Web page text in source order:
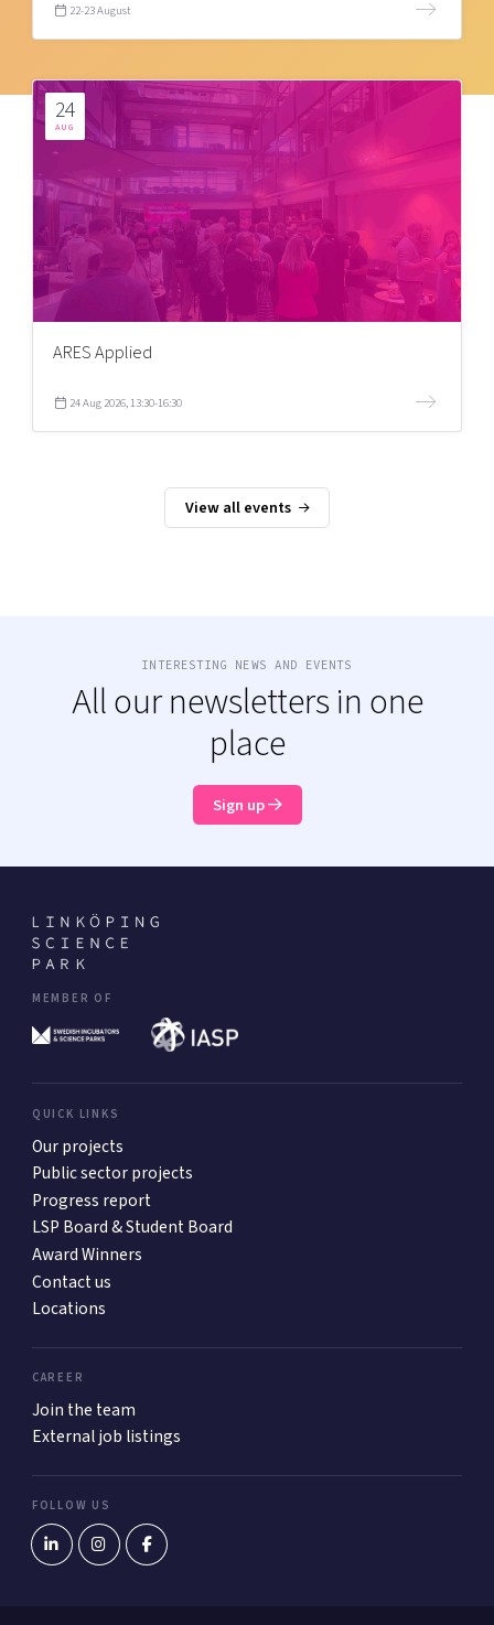
22-23 August
24
AUG
ARES Applied
24 Aug 2026, 13:30-16:30
View all events
INTERESTING NEWS AND EVENTS
All our newsletters in one
place
Sign up
MEMBER OF
QUICK LINKS
Our projects
Public sector projects
Progress report
LSP Board & Student Board
Award Winners
Contact us
Locations
CAREER
Join the team
External job listings
FOLLOW US